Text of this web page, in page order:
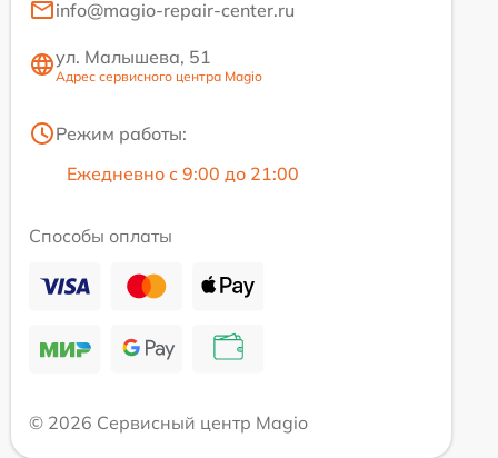
info@magio-repair-center.ru
ул. Малышева, 51
Адрес сервисного центра Magio
Режим работы:
Ежедневно с 9:00 до 21:00
Способы оплаты
© 2026 Сервисный центр Magio